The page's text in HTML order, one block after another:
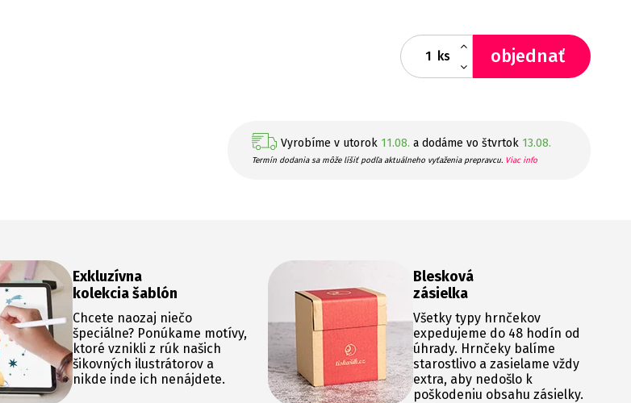
ks objednať
Vyrobíme v utorok 11.08. a dodáme vo štvrtok 13.08.
Termín dodania sa môže líšiť podľa aktuálneho vyťaženia prepravcu. Viac info
Exkluzívna
kolekcia šablón
Chcete naozaj niečo
špeciálne? Ponúkame motívy,
ktoré vznikli z rúk našich
šikovných ilustrátorov a
nikde inde ich nenájdete.
Blesková
zásielka
Všetky typy hrnčekov
expedujeme do 48 hodín od
úhrady. Hrnčeky balíme
starostlivo a zasielame vždy
extra, aby nedošlo k
poškodeniu obsahu zásielky.